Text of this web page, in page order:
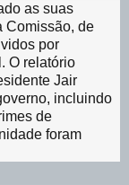
as suas
Comissão, de
por
O relatório
Jair
incluindo
de
foram